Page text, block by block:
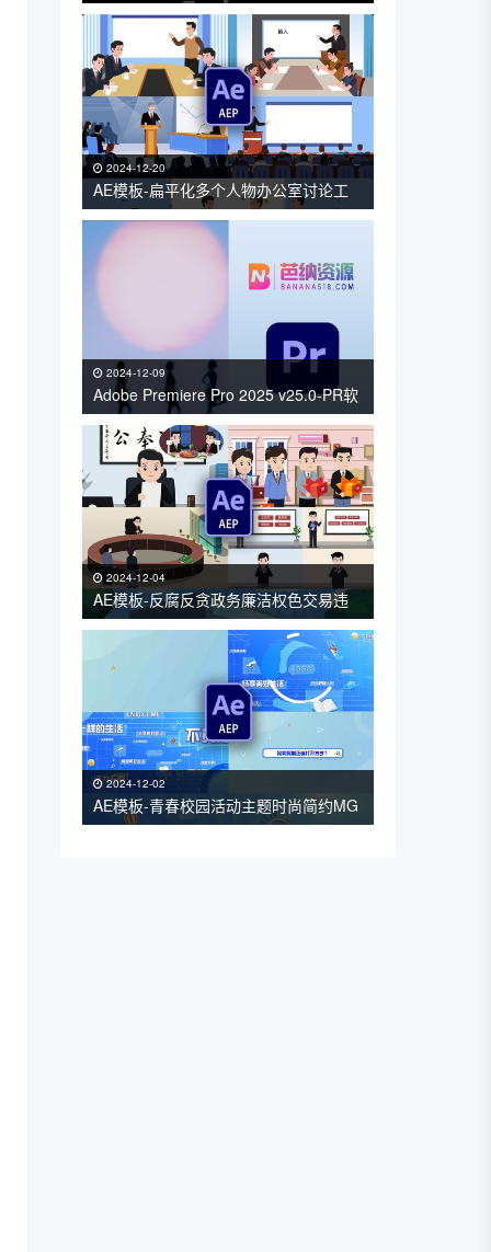
快速反射倒影特效插件 VC Reflect
v1.0.15 一键安装包
2024-12-20
AE模板-扁平化多个人物办公室讨论工
作会议开会演讲握手上课工作报告党政
场景MG动画
2024-12-09
Adobe Premiere Pro 2025 v25.0-PR软
件中文版免费下载 支持Win/Mac
2024-12-04
AE模板-反腐反贪政务廉洁权色交易违
规办酒席普法MG动画
2024-12-02
AE模板-青春校园活动主题时尚简约MG